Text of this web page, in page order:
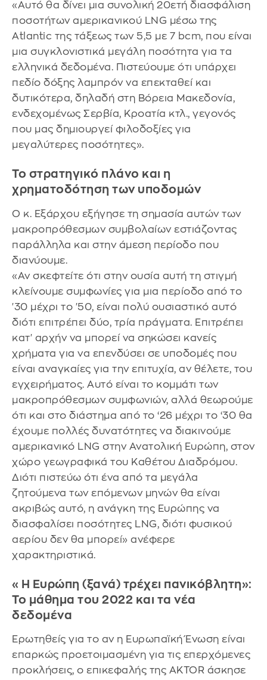
«Αυτό θα δίνει μια συνολική 20ετή διασφάλιση
ποσοτήτων αμερικανικού LNG μέσω της
Atlantic της τάξεως των 5,5 με 7 bcm, που είναι
μια συγκλονιστικά μεγάλη ποσότητα για τα
ελληνικά δεδομένα. Πιστεύουμε ότι υπάρχει
πεδίο δόξης λαμπρόν να επεκταθεί και
δυτικότερα, δηλαδή στη Βόρεια Μακεδονία,
ενδεχομένως Σερβία, Κροατία κτλ., γεγονός
που μας δημιουργεί φιλοδοξίες για
μεγαλύτερες ποσότητες».
Το στρατηγικό πλάνο και η
χρηματοδότηση των υποδομών
Ο κ. Εξάρχου εξήγησε τη σημασία αυτών των
μακροπρόθεσμων συμβολαίων εστιάζοντας
παράλληλα και στην άμεση περίοδο που
διανύουμε.
«Αν σκεφτείτε ότι στην ουσία αυτή τη στιγμή
κλείνουμε συμφωνίες για μια περίοδο από το
'30 μέχρι το '50, είναι πολύ ουσιαστικό αυτό
διότι επιτρέπει δύο, τρία πράγματα. Επιτρέπει
κατ' αρχήν να μπορεί να σηκώσει κανείς
χρήματα για να επενδύσει σε υποδομές που
είναι αναγκαίες για την επιτυχία, αν θέλετε, του
εγχειρήματος. Αυτό είναι το κομμάτι των
μακροπρόθεσμων συμφωνιών, αλλά θεωρούμε
ότι και στο διάστημα από το ‘26 μέχρι το ‘30 θα
έχουμε πολλές δυνατότητες να διακινούμε
αμερικανικό LNG στην Ανατολική Ευρώπη, στον
χώρο γεωγραφικά του Καθέτου Διαδρόμου.
Διότι πιστεύω ότι ένα από τα μεγάλα
ζητούμενα των επόμενων μηνών θα είναι
ακριβώς αυτό, η ανάγκη της Ευρώπης να
διασφαλίσει ποσότητες LNG, διότι φυσικού
αερίου δεν θα μπορεί» ανέφερε
χαρακτηριστικά.
«Η Ευρώπη (ξανά) τρέχει πανικόβλητη»:
Το μάθημα του 2022 και τα νέα
δεδομένα
Ερωτηθείς για το αν η Ευρωπαϊκή Ένωση είναι
επαρκώς προετοιμασμένη για τις επερχόμενες
προκλήσεις, ο επικεφαλής της AKTOR άσκησε